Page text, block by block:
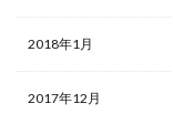
2018年1月
2017年12月